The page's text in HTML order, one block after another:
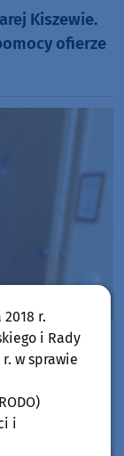
Kiszewie.
ofierze
budowlane.
grozi do
r.
i Rady
w sprawie
i